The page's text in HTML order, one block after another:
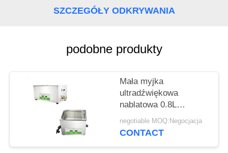
SITEMAP
PRIVACY
POLICY
SZCZEGÓŁY ODKRYWANIA
podobne produkty
Mała myjka
ultradźwiękowa
nablatowa 0.8L
Ultradźwiękowy środek
czyszczący do
negotiable MOQ:Negocjacja
CONTACT